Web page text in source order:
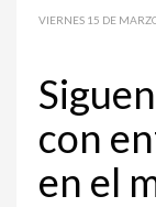
VIERNES 15 DE
con
en el